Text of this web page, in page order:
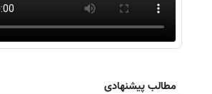
مطالب پیشنهادی